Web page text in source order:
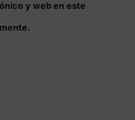
y web en este